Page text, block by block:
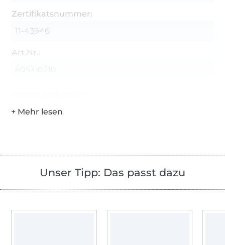
Zertifikatsnummer:
11-43946
Art.Nr.:
Unser Tipp: Das passt dazu